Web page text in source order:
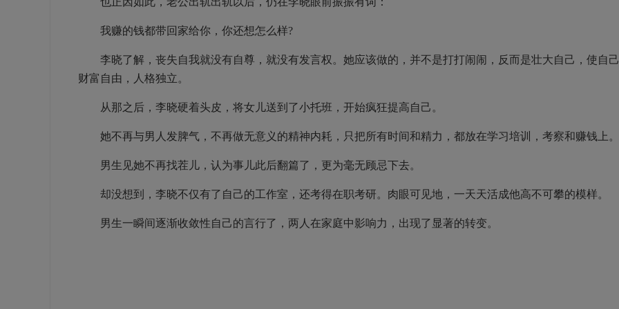
我赚的钱都带回家给你，你还想怎么样?
李晓了解，丧失自我就没有自尊，就没有发言权。她应该做的，并不是打打闹闹，反而是壮大自己，使自己
财富自由，人格独立。
从那之后，李晓硬着头皮，将女儿送到了小托班，开始疯狂提高自己。
她不再与男人发脾气，不再做无意义的精神内耗，只把所有时间和精力，都放在学习培训，考察和赚钱上。
男生见她不再找茬儿，认为事儿此后翻篇了，更为毫无顾忌下去。
却没想到，李晓不仅有了自己的工作室，还考得在职考研。肉眼可见地，一天天活成他高不可攀的模样。
男生一瞬间逐渐收敛性自己的言行了，两人在家庭中影响力，出现了显著的转变。